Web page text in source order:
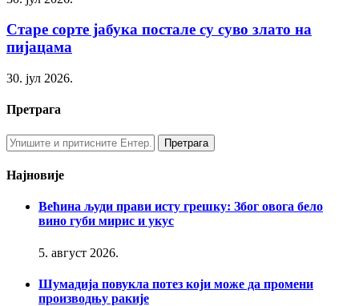
Старе сорте јабука постале су суво злато на
пијацама
30. јул 2026.
Претрага
Најновије
Већина људи прави исту грешку: Због овога бело
вино губи мирис и укус
5. август 2026.
Шумадија повукла потез који може да промени
производњу ракије